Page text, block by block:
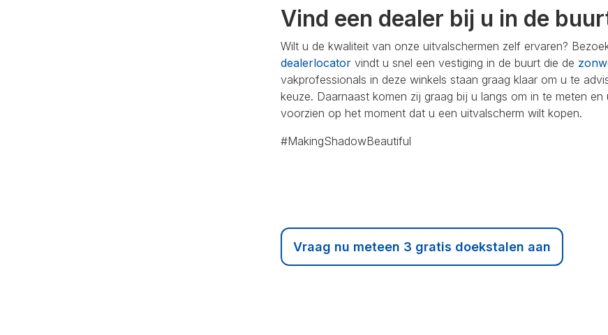
Vind een dealer bij u in de
Wilt u de kwaliteit van onze uitvalschermen zelf ervaren?
dealerlocator vindt u snel een vestiging in de buurt die de
vakprofessionals in deze winkels staan graag klaar om u te
keuze. Daarnaast komen zij graag bij u langs om in te meten
voorzien op het moment dat u een uitvalscherm wilt kopen.
#MakingShadowBeautiful
Vraag nu meteen 3 gratis doekstalen aan